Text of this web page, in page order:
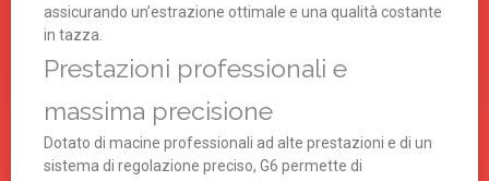
assicurando un’estrazione ottimale e una qualità costante
in tazza.
Prestazioni professionali e
massima precisione
Dotato di macine professionali ad alte prestazioni e di un
sistema di regolazione preciso, G6 permette di